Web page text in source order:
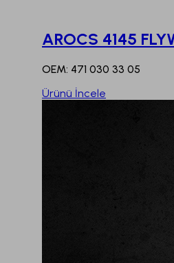
AROCS 4145
OEM: 471 030 33 05
Ürünü İncele